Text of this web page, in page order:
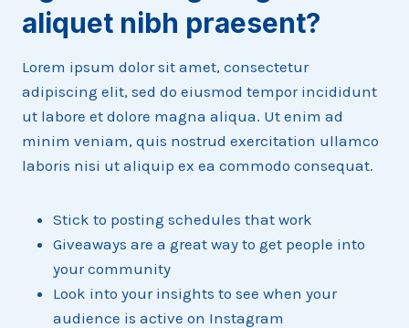
aliquet nibh praesent?
Lorem ipsum dolor sit amet, consectetur
adipiscing elit, sed do eiusmod tempor incididunt
ut labore et dolore magna aliqua. Ut enim ad
minim veniam, quis nostrud exercitation ullamco
laboris nisi ut aliquip ex ea commodo consequat.
Stick to posting schedules that work
Giveaways are a great way to get people into
your community
Look into your insights to see when your
audience is active on Instagram